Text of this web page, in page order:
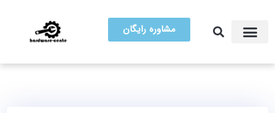
مشاوره رایگان